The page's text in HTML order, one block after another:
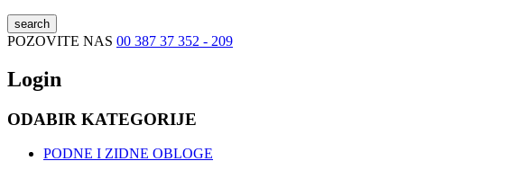
search
POZOVITE NAS 00 387 37 352 - 209
Login
ODABIR KATEGORIJE
PODNE I ZIDNE OBLOGE